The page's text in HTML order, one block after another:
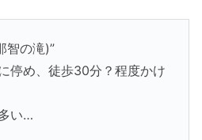
智の滝)”
停め、徒歩30分？程度かけ
い…